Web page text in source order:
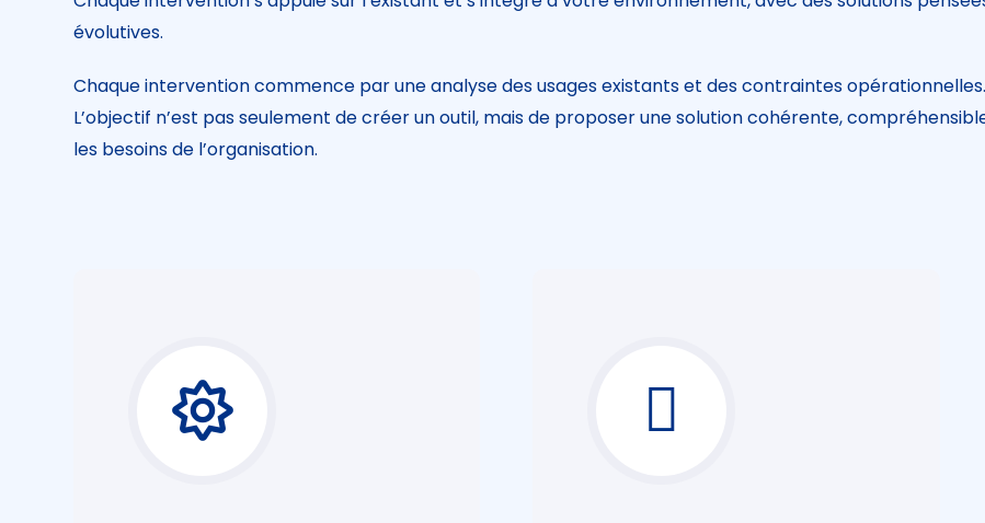
évolutives.
Chaque intervention commence par une analyse des usages existants et des contraintes opérationnelles.
L’objectif n’est pas seulement de créer un outil, mais de proposer une solution cohérente,
les besoins de l’organisation.